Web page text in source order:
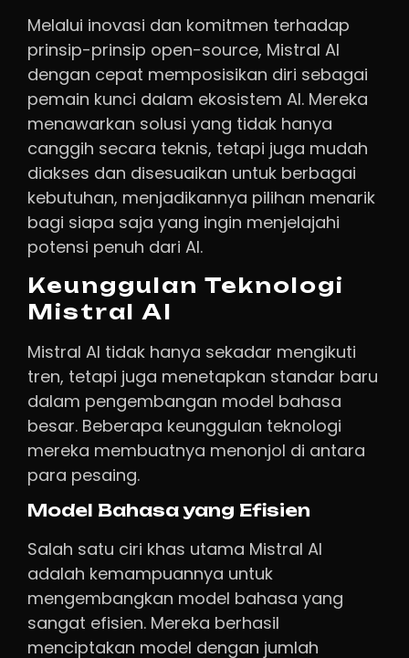
Melalui inovasi dan komitmen terhadap
prinsip-prinsip open-source, Mistral AI
dengan cepat memposisikan diri sebagai
pemain kunci dalam ekosistem AI. Mereka
menawarkan solusi yang tidak hanya
canggih secara teknis, tetapi juga mudah
diakses dan disesuaikan untuk berbagai
kebutuhan, menjadikannya pilihan menarik
bagi siapa saja yang ingin menjelajahi
potensi penuh dari AI.
Keunggulan Teknologi
Mistral AI
Mistral AI tidak hanya sekadar mengikuti
tren, tetapi juga menetapkan standar baru
dalam pengembangan model bahasa
besar. Beberapa keunggulan teknologi
mereka membuatnya menonjol di antara
para pesaing.
Model Bahasa yang Efisien
Salah satu ciri khas utama Mistral AI
adalah kemampuannya untuk
mengembangkan model bahasa yang
sangat efisien. Mereka berhasil
menciptakan model dengan jumlah